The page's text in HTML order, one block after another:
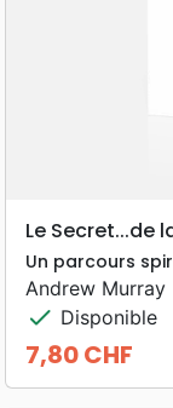
Le Secret...de
Un parcours
Andrew Murray
check Disponible
Prix
7,80 CHF